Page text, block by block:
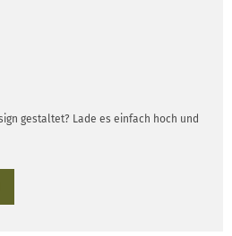
gestaltet? Lade es einfach hoch und